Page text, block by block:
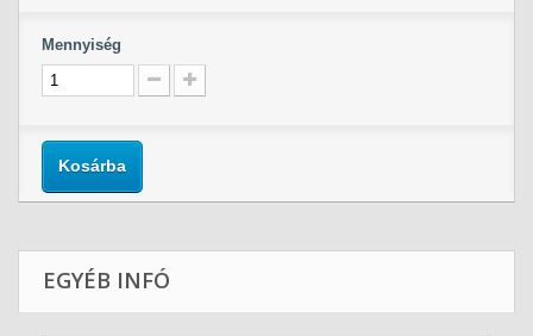
Mennyiség
Kosárba
EGYÉB INFÓ